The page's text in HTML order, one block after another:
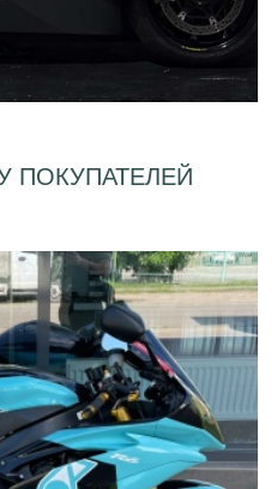
ПОКУПАТЕЛЕЙ